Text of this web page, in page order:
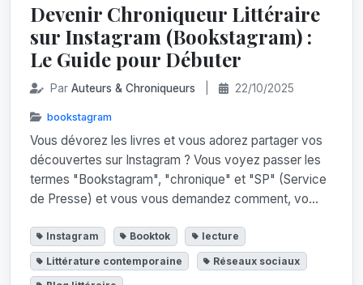
Devenir Chroniqueur Littéraire
sur Instagram (Bookstagram) :
Le Guide pour Débuter
Par Auteurs & Chroniqueurs 22/10/2025
bookstagram
Vous dévorez les livres et vous adorez partager vos
découvertes sur Instagram ? Vous voyez passer les
termes "Bookstagram", "chronique" et "SP" (Service
de Presse) et vous vous demandez comment, vo...
Instagram Booktok lecture
Littérature contemporaine Réseaux sociaux